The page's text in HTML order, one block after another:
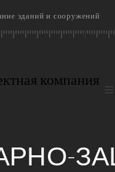
зданий и сооружений